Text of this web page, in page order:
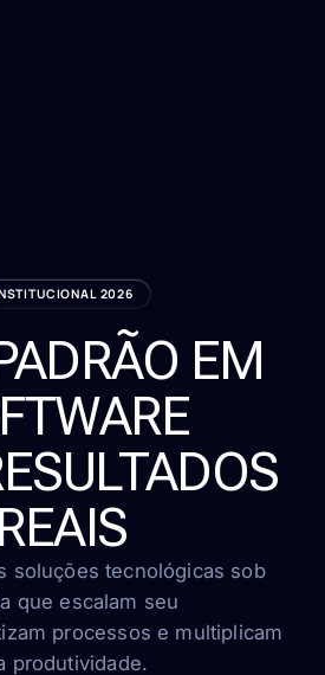
2026
EM
REAIS
soluções tecnológicas sob
que escalam seu
processos e multiplicam
produtividade.